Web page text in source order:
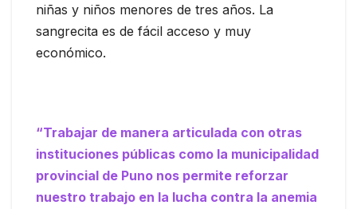
niñas y niños menores de tres años. La
sangrecita es de fácil acceso y muy
económico.
“Trabajar de manera articulada con otras
instituciones públicas como la municipalidad
provincial de Puno nos permite reforzar
nuestro trabajo en la lucha contra la anemia